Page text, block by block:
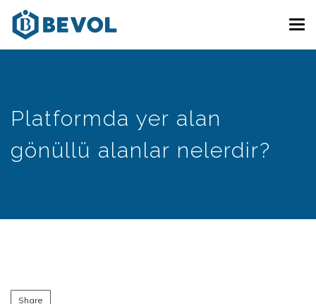
Skip
main
Platformda yer alan
gönüllü alanlar nelerdir?
Share